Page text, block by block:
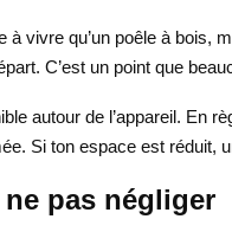
à vivre qu’un poêle à
C’est un point que
autour de l’appareil. En
Si ton espace est réduit,
pas négliger